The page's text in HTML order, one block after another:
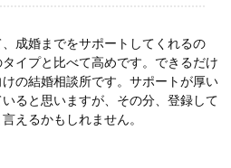
成婚までをサポートしてくれるの
イプと比べて高めです。できるだけ
の結婚相談所です。サポートが厚い
ると思いますが、その分、登録して
えるかもしれません。